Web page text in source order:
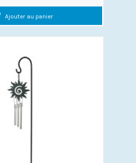
Ajouter au panier